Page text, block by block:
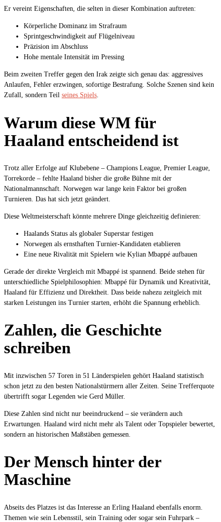
Er vereint Eigenschaften, die selten in dieser Kombination auftreten:
Körperliche Dominanz im Strafraum
Sprintgeschwindigkeit auf Flügelniveau
Präzision im Abschluss
Hohe mentale Intensität im Pressing
Beim zweiten Treffer gegen den Irak zeigte sich genau das: aggressives
Anlaufen, Fehler erzwingen, sofortige Bestrafung. Solche Szenen sind kein
Zufall, sondern Teil seines Spiels.
Warum diese WM für
Haaland entscheidend ist
Trotz aller Erfolge auf Klubebene – Champions League, Premier League,
Torrekorde – fehlte Haaland bisher die große Bühne mit der
Nationalmannschaft. Norwegen war lange kein Faktor bei großen
Turnieren. Das hat sich jetzt geändert.
Diese Weltmeisterschaft könnte mehrere Dinge gleichzeitig definieren:
Haalands Status als globaler Superstar festigen
Norwegen als ernsthaften Turnier-Kandidaten etablieren
Eine neue Rivalität mit Spielern wie Kylian Mbappé aufbauen
Gerade der direkte Vergleich mit Mbappé ist spannend. Beide stehen für
unterschiedliche Spielphilosophien: Mbappé für Dynamik und Kreativität,
Haaland für Effizienz und Direktheit. Dass beide nahezu zeitgleich mit
starken Leistungen ins Turnier starten, erhöht die Spannung erheblich.
Zahlen, die Geschichte
schreiben
Mit inzwischen 57 Toren in 51 Länderspielen gehört Haaland statistisch
schon jetzt zu den besten Nationalstürmern aller Zeiten. Seine Trefferquote
übertrifft sogar Legenden wie Gerd Müller.
Diese Zahlen sind nicht nur beeindruckend – sie verändern auch
Erwartungen. Haaland wird nicht mehr als Talent oder Topspieler bewertet,
sondern an historischen Maßstäben gemessen.
Der Mensch hinter der
Maschine
Abseits des Platzes ist das Interesse an Erling Haaland ebenfalls enorm.
Themen wie sein Lebensstil, sein Training oder sogar sein Fuhrpark –